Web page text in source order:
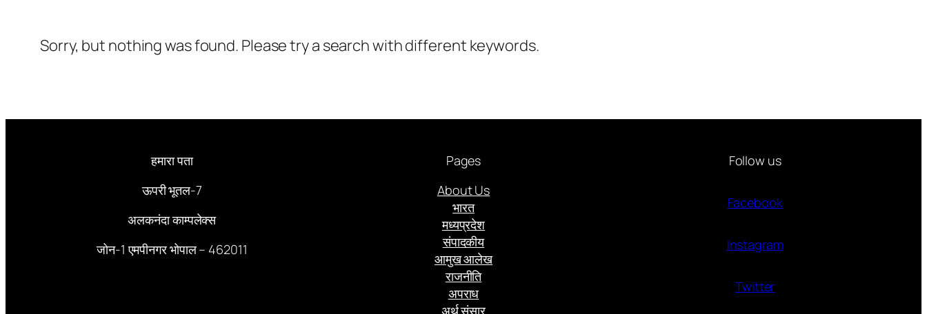
Sorry, but nothing was found. Please try a search with different keywords.
हमारा पता
ऊपरी भूतल-7
अलकनंदा काम्पलेक्स
जोन-1 एमपीनगर भोपाल – 462011
Pages
About Us
भारत
मध्यप्रदेश
संपादकीय
आमुख आलेख
राजनीति
अपराध
Follow us
Facebook
Instagram
Twitter